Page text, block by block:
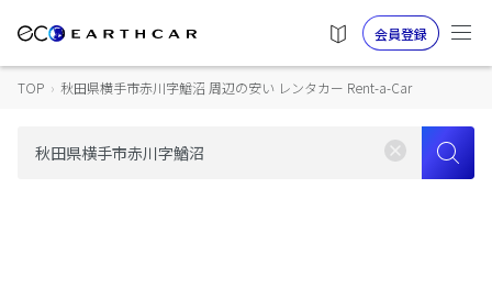
会員登録
TOP › 秋田県横手市赤川字鰌沼 周辺の安い レンタカー Rent-a-Car